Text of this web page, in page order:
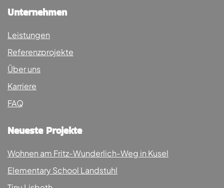
Unternehmen
Leistungen
Referenzprojekte
Über uns
Karriere
FAQ
Neueste Projekte
Wohnen am Fritz-Wunderlich-Weg in Kusel
Elementary School Landstuhl